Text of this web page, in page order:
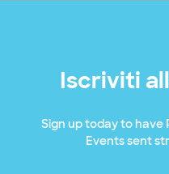
Iscriviti
Sign up today to have
Events sent